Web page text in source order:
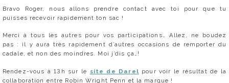
Bravo Roger, nous allons prendre contact avec toi pour que tu
puisses recevoir rapidement ton sac !
Merci à tous les autres pour vos participations… Allez, ne boudez
pas : il y aura très rapidement d’autres occasions de remporter du
cadale, et non des moindres. Moi j’dis ça…!
Rendez-vous à 13h sur le site de Darel pour voir le résultat de la
collaboration entre Robin Wright Penn et la marque !